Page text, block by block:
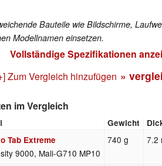
Bauteile wie Bildschirme,
Modellnamen einsetzen.
Vollständige Spezifikationen
Zum Vergleich hinzufügen »
im Vergleich
Gewicht
Tab Extreme
9000, Mali-G710 MP10
740 g 7.2